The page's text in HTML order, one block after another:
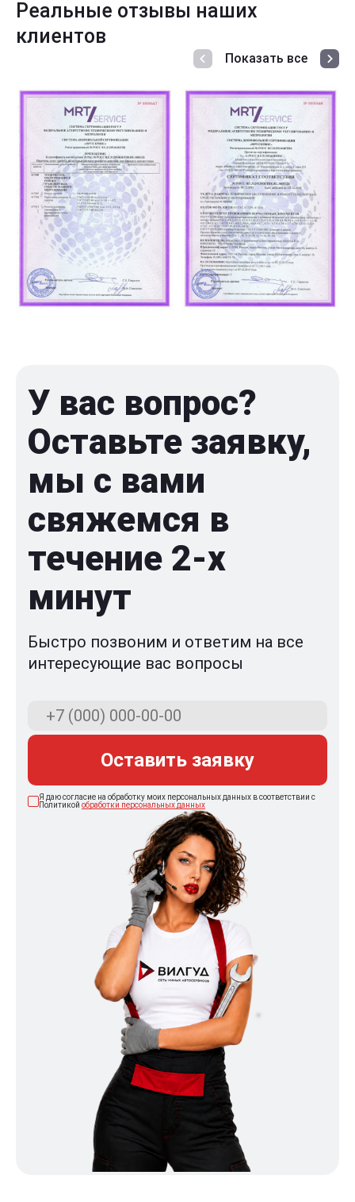
Реальные отзывы наших
клиентов
Показать все
У вас вопрос?
Оставьте заявку,
мы с вами
свяжемся в
течение 2-x
минут
Быстро позвоним и ответим на все
интересующие вас вопросы
Оставить заявку
Я даю согласие на обработку моих персональных данных в соответствии с
Политикой обработки персональных данных